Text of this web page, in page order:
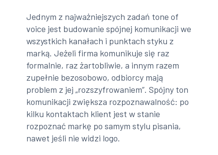
Jednym z najważniejszych zadań tone of
voice jest budowanie spójnej komunikacji we
wszystkich kanałach i punktach styku z
marką. Jeżeli firma komunikuje się raz
formalnie, raz żartobliwie, a innym razem
zupełnie bezosobowo, odbiorcy mają
problem z jej „rozszyfrowaniem”. Spójny ton
komunikacji zwiększa rozpoznawalność: po
kilku kontaktach klient jest w stanie
rozpoznać markę po samym stylu pisania,
nawet jeśli nie widzi logo.